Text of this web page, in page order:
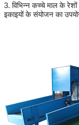
3. विभिन्न कच्चे माल के
इकाइयों के संयोजन का